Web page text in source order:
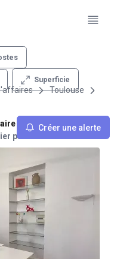
Superficie
Créer une alerte
Toulouse
- Toulouse
par : Recommandations